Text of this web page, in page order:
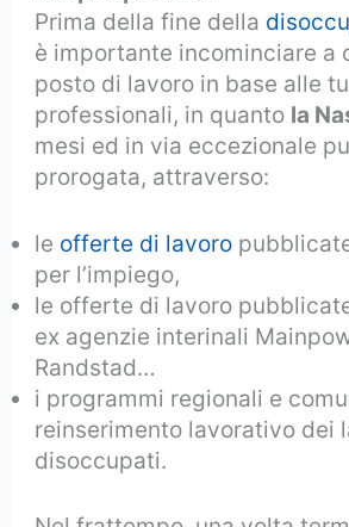
Prima della fine della
è importante incominciare a
posto di lavoro in base alle
professionali, in quanto la
mesi ed in via eccezionale
prorogata, attraverso:
le offerte di lavoro
per l’impiego,
le offerte di lavoro
ex agenzie interinali
Randstad…
i programmi regionali e
reinserimento lavorativo dei
disoccupati.